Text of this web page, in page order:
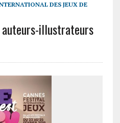
DES JEUX DE
illustrateurs